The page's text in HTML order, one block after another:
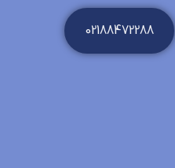
02188472288